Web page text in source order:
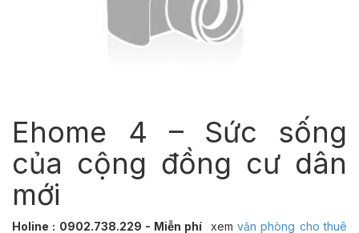
Ehome 4 – Sức sống
của cộng đồng cư dân
mới
Holine : 0902.738.229 - Miễn phí xemvăn phòng cho thuê